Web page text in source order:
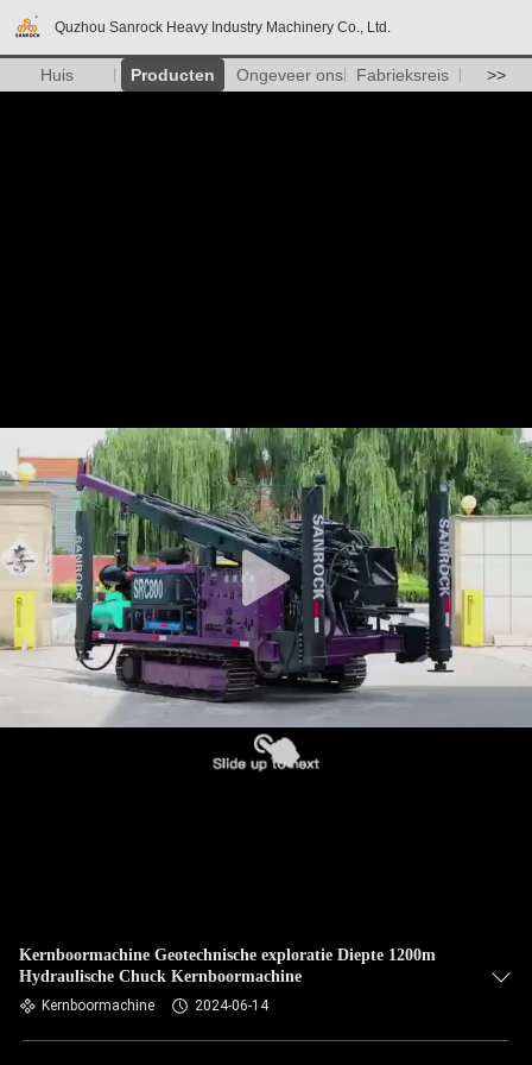
Quzhou Sanrock Heavy Industry Machinery Co., Ltd.
Huis Producten Ongeveer ons Fabrieksreis >>
Kernboormachine Geotechnische exploratie Diepte 1200m
Hydraulische Chuck Kernboormachine
Kernboormachine 2024-06-14